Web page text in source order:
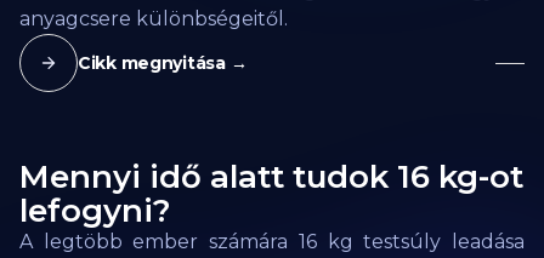
anyagcsere különbségeitől.
Cikk megnyitása →
Mennyi idő alatt tudok 16 kg-ot
lefogyni?
A legtöbb ember számára 16 kg testsúly leadása